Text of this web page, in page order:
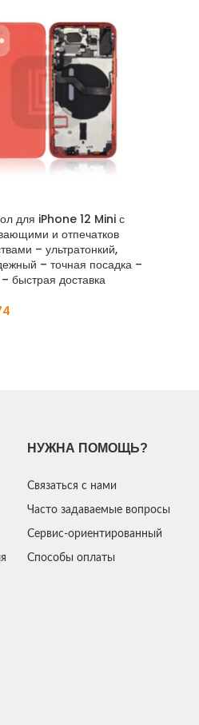
для iPhone 12 Mini с
и отпечатков
– ультратонкий,
– точная посадка –
быстрая доставка
НУЖНА ПОМОЩЬ?
Связаться с нами
Часто задаваемые вопросы
Сервис-ориентированный
Способы оплаты